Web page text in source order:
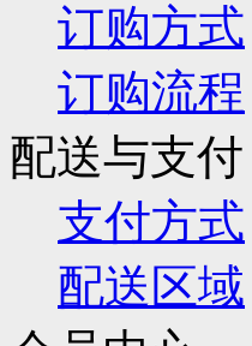
订购方式
订购流程
配送与支付
支付方式
配送区域